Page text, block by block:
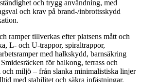
och trygg användning, med
och krav på brand-/inbrottsskydd
ramper tillverkas efter platsens mått och
L- och U-trappor, spiraltrappor,
med halkskydd, barnsäkring
för balkong, terrass och
och miljö – från slanka minimalistiska linjer
med stabilitet och säkra infästningar.